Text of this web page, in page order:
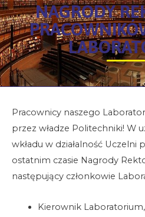
NAGRODY
Pracownicy naszego
przez władze Politechniki! W
wkładu w działalność Uczelni
ostatnim czasie Nagrody
następujący członkowie
Kierownik